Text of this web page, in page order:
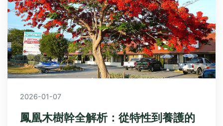
2026-01-07
鳳凰木樹幹全解析：從特性到養護的